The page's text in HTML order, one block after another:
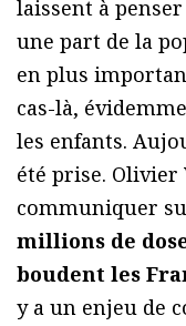
laissent à
une part de la
en plus
cas-là,
les enfants.
été prise. Olivier
communiquer
millions de
boudent les
y a un enjeu de